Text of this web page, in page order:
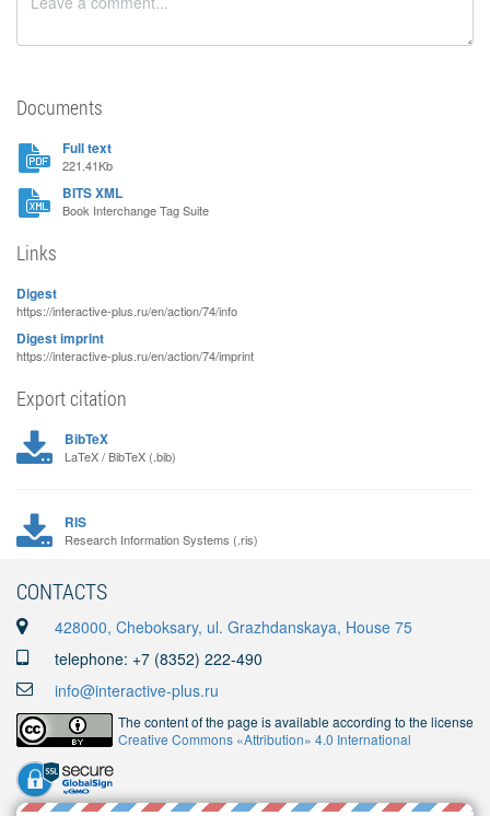
Documents
Full text
221.41Kb
BITS XML
Book Interchange Tag Suite
Links
Digest
https://interactive-plus.ru/en/action/74/info
Digest imprint
https://interactive-plus.ru/en/action/74/imprint
Export citation
BibTeX
LaTeX / BibTeX (.bib)
RIS
Research Information Systems (.ris)
CONTACTS
428000, Cheboksary, ul. Grazhdanskaya, House 75
telephone: +7 (8352) 222-490
info@interactive-plus.ru
The content of the page is available according to the license
Creative Commons «Attribution» 4.0 International